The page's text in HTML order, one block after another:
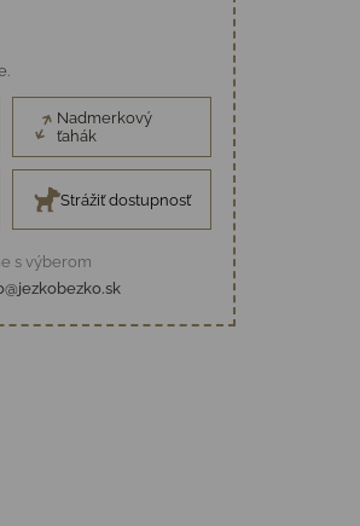
Nadmerkový
ťahák
Strážiť dostupnosť
s výberom